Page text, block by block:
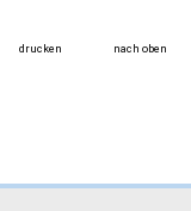
drucken nach oben